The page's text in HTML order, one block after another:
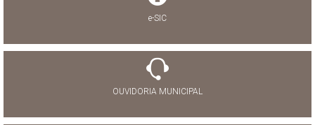
e-SIC
OUVIDORIA MUNICIPAL